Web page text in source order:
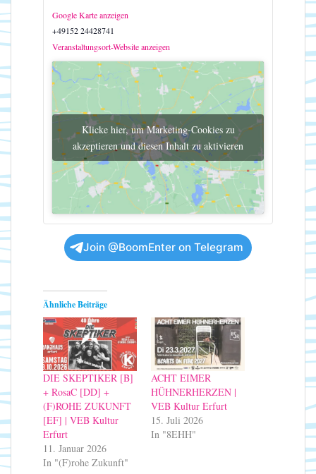
Google Karte anzeigen
+49152 24428741
Veranstaltungsort-Website anzeigen
Klicke hier, um Marketing-Cookies zu
akzeptieren und diesen Inhalt zu aktivieren
Join @BoomEnter on Telegram
Ähnliche Beiträge
DIE SKEPTIKER [B]
+ RosaC [DD] +
(F)ROHE ZUKUNFT
[EF] | VEB Kultur
Erfurt
11. Januar 2026
In "(F)rohe Zukunft"
ACHT EIMER
HÜHNERHERZEN |
VEB Kultur Erfurt
15. Juli 2026
In "8EHH"